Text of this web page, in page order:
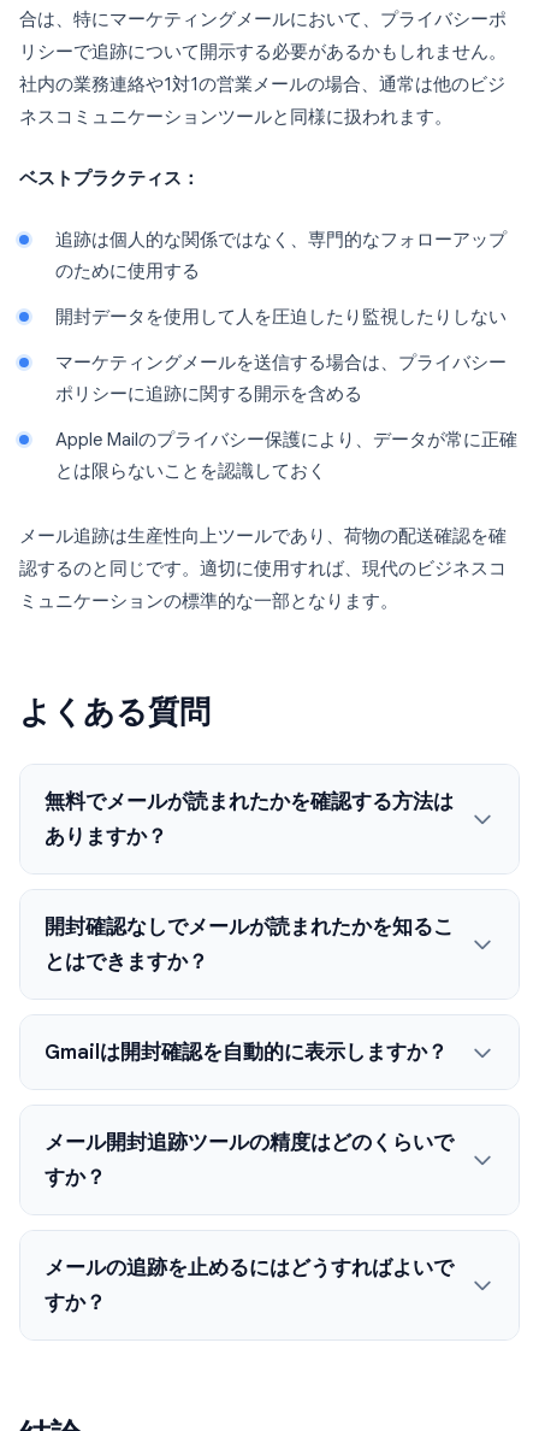
合は、特にマーケティングメールにおいて、プライバシーポ
リシーで追跡について開示する必要があるかもしれません。
社内の業務連絡や1対1の営業メールの場合、通常は他のビジ
ネスコミュニケーションツールと同様に扱われます。
ベストプラクティス：
追跡は個人的な関係ではなく、専門的なフォローアップ
のために使用する
開封データを使用して人を圧迫したり監視したりしない
マーケティングメールを送信する場合は、プライバシー
ポリシーに追跡に関する開示を含める
Apple Mailのプライバシー保護により、データが常に正確
とは限らないことを認識しておく
メール追跡は生産性向上ツールであり、荷物の配送確認を確
認するのと同じです。適切に使用すれば、現代のビジネスコ
ミュニケーションの標準的な一部となります。
よくある質問
無料でメールが読まれたかを確認する方法は
ありますか？
開封確認なしでメールが読まれたかを知るこ
とはできますか？
Gmailは開封確認を自動的に表示しますか？
メール開封追跡ツールの精度はどのくらいで
すか？
メールの追跡を止めるにはどうすればよいで
すか？